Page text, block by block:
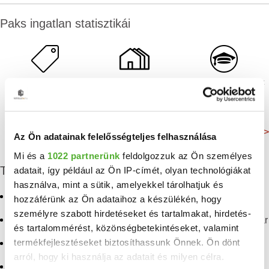
Az Ön adatainak felelősségteljes felhasználása
Mi és a 1022 partnerünk feldolgozzuk az Ön személyes
adatait, így például az Ön IP-címét, olyan technológiákat
használva, mint a sütik, amelyekkel tárolhatjuk és
hozzáférünk az Ön adataihoz a készülékén, hogy
személyre szabott hirdetéseket és tartalmakat, hirdetés-
és tartalommérést, közönségbetekintéseket, valamint
termékfejlesztéseket biztosíthassunk Önnek. Ön dönt
arról, hogy ki használja az adatait és milyen célra.
Paks ingatlan statisztikái
702 E Ft/m²
Oktatási intézmények
12 db
Még több adat >
További eladó ingatlanok
Eladó családi ház Paks
Eladó sorház Paks
Eladó ház Paks
Eladó ingatlan Kéty
Eladó ingatlan Dunaföldvár
Eladó ingatlan Bölcske